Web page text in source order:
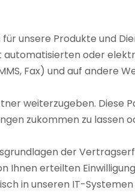
unsere Produkte und
automatisierten oder
Fax) und auf andere
weiterzugeben. Diese
zukommen zu lassen
der
erteilten
in unseren IT-